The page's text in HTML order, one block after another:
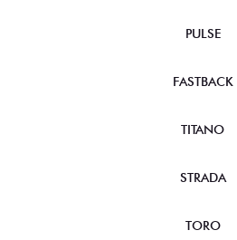
PULSE
FASTBACK
TITANO
STRADA
TORO